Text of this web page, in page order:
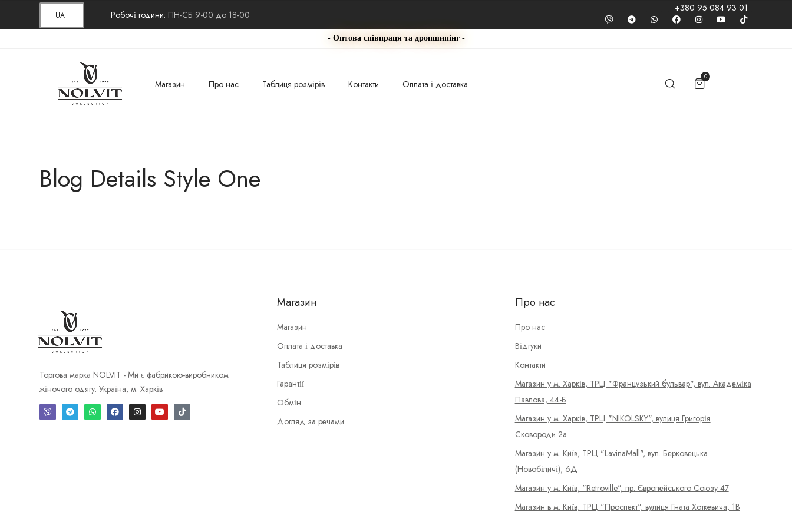
UA Робочі години:ПН-СБ 9-00 до 18-00
+380 95 084 93 01
- Оптова співпраця та дропшипінг -
Магазин Про нас Таблиця розмірів Контакти Оплата і доставка
0
Blog Details Style One
Торгова марка NOLVIT - Ми є фабрикою-виробником
жіночого одягу. Україна, м. Харків
Магазин
Магазин
Оплата і доставка
Таблиця розмірів
Гарантії
Обмін
Догляд за речами
Про нас
Про нас
Відгуки
Контакти
Магазин у м. Харків, ТРЦ "Французький бульвар", вул. Академіка
Павлова, 44-Б
Магазин у м. Харків, ТРЦ "NIKOLSKY", вулиця Григорія
Сковороди 2а
Магазин у м. Київ, ТРЦ "LavinaMall", вул. Берковецька
(Новобіличі), 6Д
Магазин у м. Київ, "Retroville", пр. Європейського Союзу 47
Магазин в м. Київ, ТРЦ "Проспект", вулиця Гната Хоткевича, 1В